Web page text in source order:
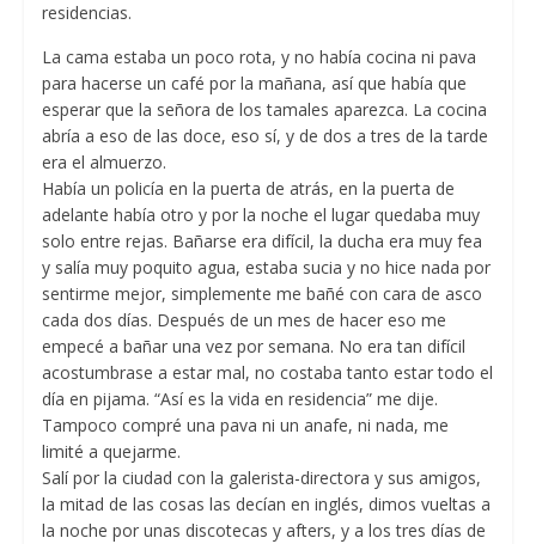
residencias.
La cama estaba un poco rota, y no había cocina ni pava
para hacerse un café por la mañana, así que había que
esperar que la señora de los tamales aparezca. La cocina
abría a eso de las doce, eso sí, y de dos a tres de la tarde
era el almuerzo.
Había un policía en la puerta de atrás, en la puerta de
adelante había otro y por la noche el lugar quedaba muy
solo entre rejas. Bañarse era difícil, la ducha era muy fea
y salía muy poquito agua, estaba sucia y no hice nada por
sentirme mejor, simplemente me bañé con cara de asco
cada dos días. Después de un mes de hacer eso me
empecé a bañar una vez por semana. No era tan difícil
acostumbrase a estar mal, no costaba tanto estar todo el
día en pijama. “Así es la vida en residencia” me dije.
Tampoco compré una pava ni un anafe, ni nada, me
limité a quejarme.
Salí por la ciudad con la galerista-directora y sus amigos,
la mitad de las cosas las decían en inglés, dimos vueltas a
la noche por unas discotecas y afters, y a los tres días de